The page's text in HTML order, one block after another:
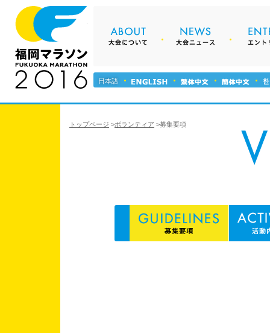
Outline 大会
Course コー
Sponsor スポ
日本語
トップページ >ボランティア >募集要項